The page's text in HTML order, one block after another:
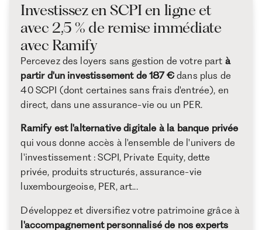
Investissez en SCPI en ligne et
avec 2,5 % de remise immédiate
avec Ramify
Percevez des loyers sans gestion de votre part à
partir d'un investissement de 187 €dans plus de
40 SCPI (dont certaines sans frais d'entrée), en
direct, dans une assurance-vie ou un PER.
Ramify est l'alternative digitale à la banque privée
qui vous donne accès à l'ensemble de l'univers de
l'investissement : SCPI, Private Equity, dette
privée, produits structurés, assurance-vie
luxembourgeoise, PER, art...
Développez et diversifiez votre patrimoine grâce à
l'accompagnement personnalisé de nos experts